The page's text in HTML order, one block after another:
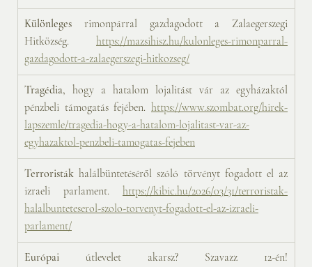
Különleges rimonpárral gazdagodott a Zalaegerszegi
Hitközség. https://mazsihisz.hu/kulonleges-rimonparral-
gazdagodott-a-zalaegerszegi-hitkozseg/
Tragédia, hogy a hatalom lojalitást vár az egyházaktól
pénzbeli támogatás fejében. https://www.szombat.org/hirek-
lapszemle/tragedia-hogy-a-hatalom-lojalitast-var-az-
egyhazaktol-penzbeli-tamogatas-fejeben
Terroristák halálbüntetéséről szóló törvényt fogadott el az
izraeli parlament. https://kibic.hu/2026/03/31/terroristak-
halalbunteteserol-szolo-torvenyt-fogadott-el-az-izraeli-
parlament/
Európai